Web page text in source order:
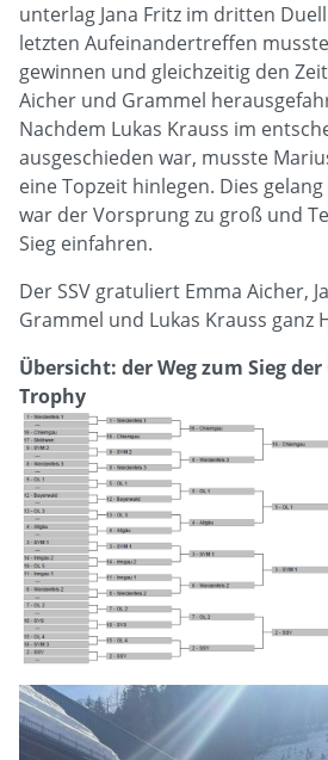
unterlag Jana Fritz im dritten
letzten Aufeinandertreffen
gewinnen und gleichzeitig den
Aicher und Grammel
Nachdem Lukas Krauss im
ausgeschieden war, musste
eine Topzeit hinlegen. Dies
war der Vorsprung zu groß und
Sieg einfahren.
Der SSV gratuliert Emma Aicher,
Grammel und Lukas Krauss ganz
Übersicht: der Weg zum Sieg
Trophy